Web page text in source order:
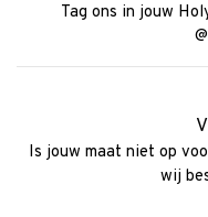
Tag ons in jouw
Is jouw maat niet op
wij